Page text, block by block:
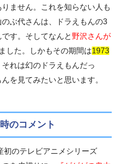
ません。これを知らない人も
ぶ代さんは、ドラえもんの3
す。そしてなんと 野沢さんが
した。しかもその期間は1973
それは幻のドラえもんだっ
を見てみたいと思います。
のコメント
初のテレビアニメシリーズ